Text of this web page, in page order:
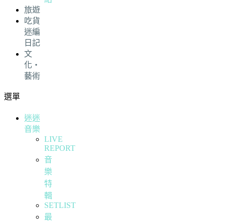
旅遊
吃貨
迷編
日記
文
化・
藝術
選單
迷迷
音樂
LIVE
REPORT
音
樂
特
輯
SETLIST
最